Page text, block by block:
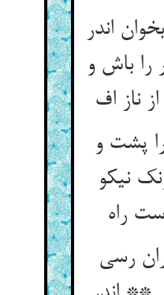
اندر
باش و
را پشت و
نیکو
رسی